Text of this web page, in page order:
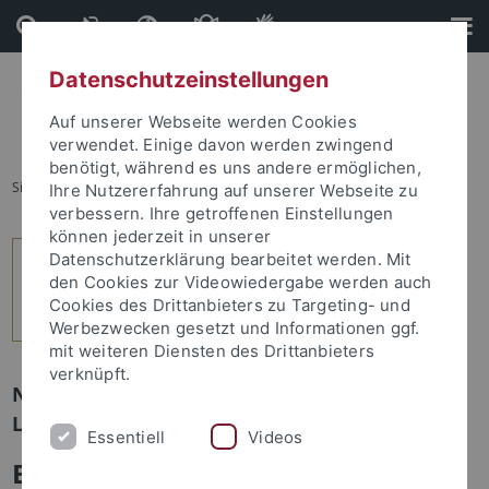
Direkt
zum
Inhalt
Direkt
zur
Fußleiste
Sie sind hier: Startseite ... 7
Newsletter Uni Tübingen aktuell Nr. 1/2022:
Leute
Ein Leben für die Geschichte der
Datenschutzeinstellungen
Auf unserer Webseite werden Cookies
verwendet. Einige davon werden zwingend
benötigt, während es uns andere ermöglichen,
Ihre Nutzererfahrung auf unserer Webseite zu
verbessern. Ihre getroffenen Einstellungen
können jederzeit in unserer
Datenschutzerklärung bearbeitet werden. Mit
den Cookies zur Videowiedergabe werden auch
Cookies des Drittanbieters zu Targeting- und
Werbezwecken gesetzt und Informationen ggf.
mit weiteren Diensten des Drittanbieters
verknüpft.
Essentiell Videos